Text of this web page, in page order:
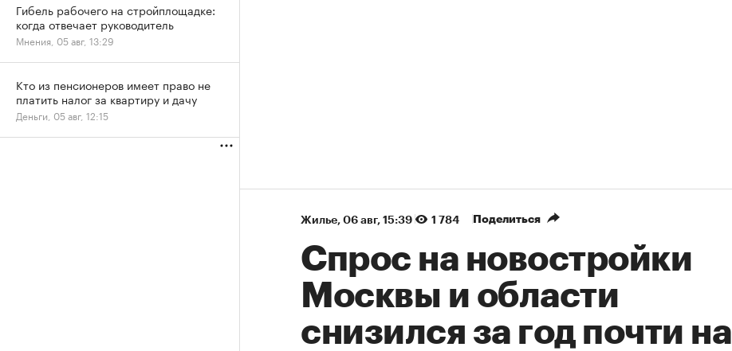
Жилье⁠, 06 авг, 15:39 1 784 Поделиться
Спрос на новостройки
Москвы и области
снизился за год почти на
Гибель рабочего на стройплощадке:
когда отвечает руководитель
Мнения, 05 авг, 13:29
Кто из пенсионеров имеет право не
платить налог за квартиру и дачу
Деньги, 05 авг, 12:15